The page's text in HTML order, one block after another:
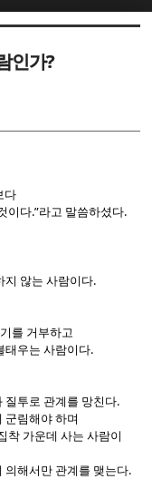
인가?
다
이다.”라고 말씀하셨다.
지 않는 사람이다.
를 거부하고
태우는 사람이다.
질투로 관계를 망친다.
군림해야 하며
착 가운데 사는 사람이
의해서만 관계를 맺는다.
5
5
5
5